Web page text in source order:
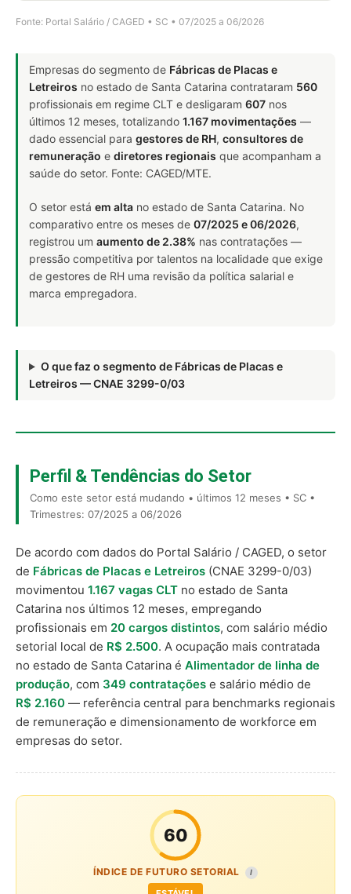
Fonte: Portal Salário / CAGED • SC • 07/2025 a 06/2026
Empresas do segmento de Fábricas de Placas e
Letreiros no estado de Santa Catarina contrataram 560
profissionais em regime CLT e desligaram 607 nos
últimos 12 meses, totalizando 1.167 movimentações —
dado essencial para gestores de RH, consultores de
remuneração e diretores regionais que acompanham a
saúde do setor. Fonte: CAGED/MTE.
O setor está em alta no estado de Santa Catarina. No
comparativo entre os meses de 07/2025 e 06/2026,
registrou um aumento de 2.38% nas contratações —
pressão competitiva por talentos na localidade que exige
de gestores de RH uma revisão da política salarial e
marca empregadora.
O que faz o segmento de Fábricas de Placas e
Letreiros — CNAE 3299-0/03
Perfil & Tendências do Setor
Como este setor está mudando • últimos 12 meses • SC •
Trimestres: 07/2025 a 06/2026
De acordo com dados do Portal Salário / CAGED, o setor
de Fábricas de Placas e Letreiros (CNAE 3299-0/03)
movimentou 1.167 vagas CLT no estado de Santa
Catarina nos últimos 12 meses, empregando
profissionais em 20 cargos distintos, com salário médio
setorial local de R$ 2.500. A ocupação mais contratada
no estado de Santa Catarina é Alimentador de linha de
produção, com 349 contratações e salário médio de
R$ 2.160 — referência central para benchmarks regionais
de remuneração e dimensionamento de workforce em
empresas do setor.
60
ÍNDICE DE FUTURO SETORIAL I